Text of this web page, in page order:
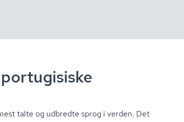
talte og udbredte sprog i verden. Det